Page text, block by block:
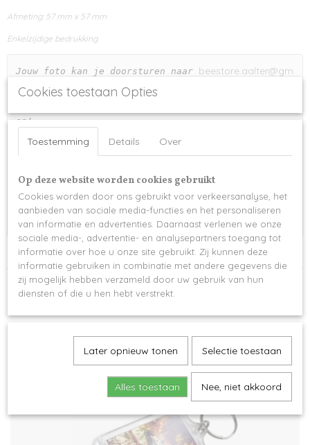
Afmeting: 57 mm x 57 mm
Enkelzijdige bedrukking
Jouw foto kan je doorsturen naar beestore.aalter@gm
ail.com
en!
Wij sturen jouw steeds eerst een digitale proefdru
k door
nger
gedrukt zal worden, pas na jouw goedkeuring start
de productie!
Levertijd 3 werkdagen
Ook interessant
Cookies toestaan Opties
Toestemming Details Over
Op deze website worden cookies gebruikt
Cookies worden door ons gebruikt voor verkeersanalyse, het
aanbieden van sociale media-functies en het personaliseren
van informatie en advertenties. Daarnaast verlenen we onze
sociale media-, advertentie- en analysepartners toegang tot
informatie over hoe u onze site gebruikt. Zij kunnen deze
informatie gebruiken in combinatie met andere gegevens die
zij mogelijk hebben verzameld door uw gebruik van hun
diensten of die u hen hebt verstrekt.
Later opnieuw tonen Selectie toestaan
Alles toestaan Nee, niet akkoord